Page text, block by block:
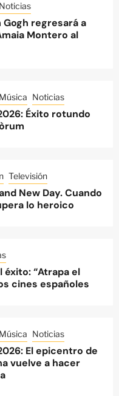
Noticias
Gogh regresará a
Montero al
Música Noticias
Éxito rotundo
Televisión
New Day. Cuando
lo heroico
éxito: “Atrapa el
cines españoles
Música Noticias
El epicentro de
vuelve a hacer